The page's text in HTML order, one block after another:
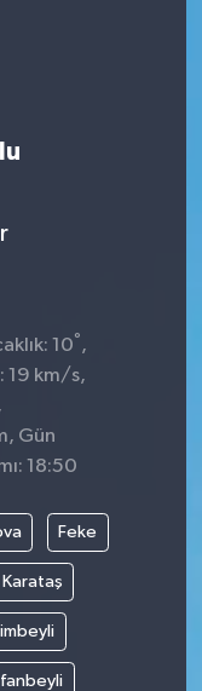
10° ,
19 km/s,
Gün
18:50
Feke
Karataş